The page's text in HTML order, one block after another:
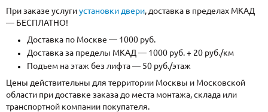
При заказе услугиустановки двери, доставка в пределах МКАД
— БЕСПЛАТНО!
Доставка по Москве — 1000 руб.
Доставка за пределы МКАД — 1000 руб. + 20 руб./км
Подъем на этаж без лифта — 50 руб./этаж
Цены действительны для территории Москвы и Московской
области при доставке заказа до места монтажа, склада или
транспортной компании покупателя.